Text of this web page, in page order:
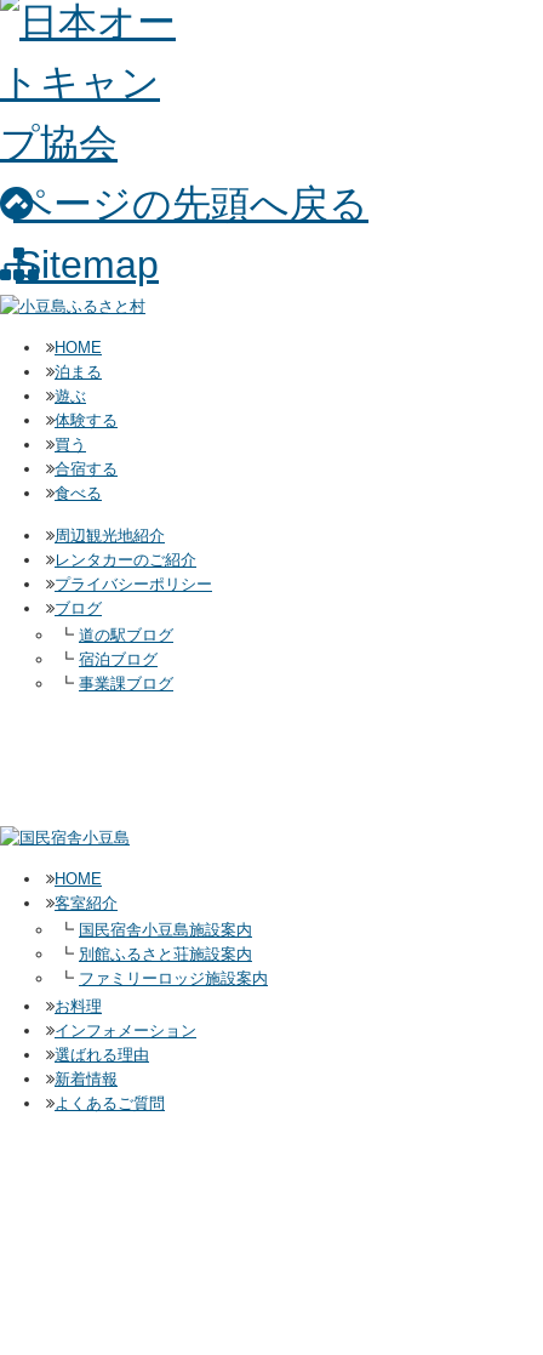
ページの先頭へ戻る
Sitemap
HOME
泊まる
遊ぶ
体験する
買う
合宿する
食べる
周辺観光地紹介
レンタカーのご紹介
プライバシーポリシー
ブログ
┗ 道の駅ブログ
┗ 宿泊ブログ
┗ 事業課ブログ
HOME
客室紹介
┗ 国民宿舎小豆島施設案内
┗ 別館ふるさと荘施設案内
┗ ファミリーロッジ施設案内
お料理
インフォメーション
選ばれる理由
新着情報
よくあるご質問